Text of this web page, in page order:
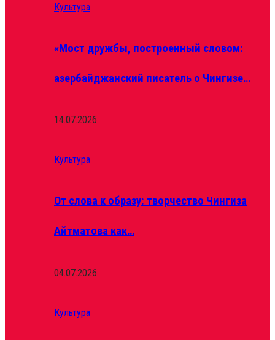
Культура
«Мост дружбы, построенный словом:
азербайджанский писатель о Чингизе…
14.07.2026
Культура
От слова к образу: творчество Чингиза
Айтматова как…
04.07.2026
Культура